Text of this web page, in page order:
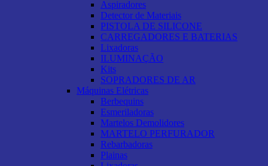
Aspiradores
Detector de Materiais
PISTOLA DE SILICONE
CARREGADORES E BATERIAS
Lixadoras
ILUMINAÇÃO
Kits
SOPRADORES DE AR
Máquinas Elétricas
Berbequins
Esmeriladoras
Martelos Demolidores
MARTELO PERFURADOR
Rebarbadoras
Plainas